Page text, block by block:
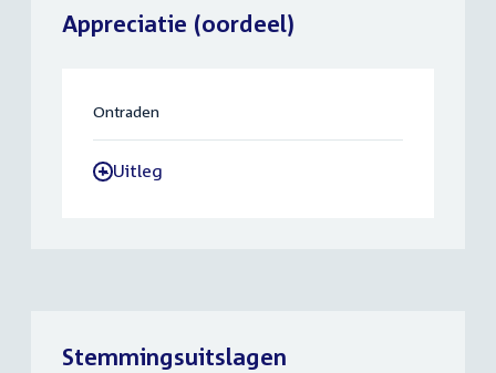
Appreciatie (oordeel)
Ontraden
-Uitleg
Stemmingsuitslagen